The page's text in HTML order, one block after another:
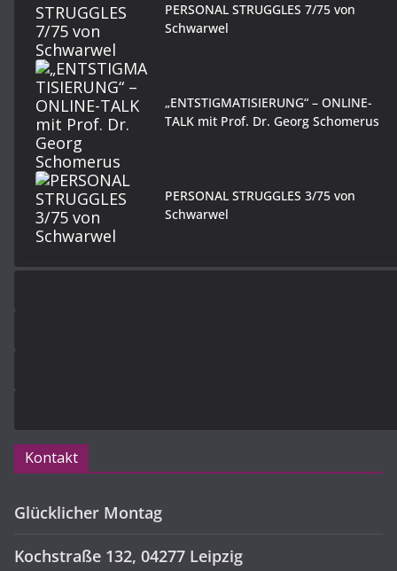
PERSONAL STRUGGLES 7/75 von
Schwarwel
„ENTSTIGMATISIERUNG“ – ONLINE-
TALK mit Prof. Dr. Georg Schomerus
PERSONAL STRUGGLES 3/75 von
Schwarwel
Kontakt
Glücklicher Montag
Kochstraße 132, 04277 Leipzig